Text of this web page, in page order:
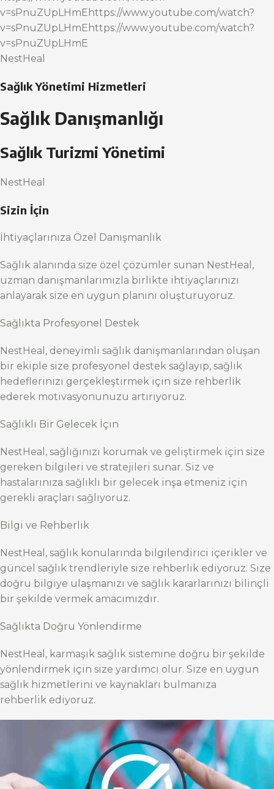
v=sPnuZUpLHmEhttps://www.youtube.com/watch?
v=sPnuZUpLHmEhttps://www.youtube.com/watch?
v=sPnuZUpLHmE
NestHeal
Sağlık Yönetimi Hizmetleri
Sağlık Danışmanlığı
Sağlık Turizmi Yönetimi
NestHeal
Sizin İçin
İhtiyaçlarınıza Özel Danışmanlık
Sağlık alanında size özel çözümler sunan NestHeal,
uzman danışmanlarımızla birlikte ihtiyaçlarınızı
anlayarak size en uygun planını oluşturuyoruz.
Sağlıkta Profesyonel Destek
NestHeal, deneyimli sağlık danışmanlarından oluşan
bir ekiple size profesyonel destek sağlayıp, sağlık
hedeflerinizi gerçekleştirmek için size rehberlik
ederek motivasyonunuzu artırıyoruz.
Sağlıklı Bir Gelecek İçin
NestHeal, sağlığınızı korumak ve geliştirmek için size
gereken bilgileri ve stratejileri sunar. Siz ve
hastalarınıza sağlıklı bir gelecek inşa etmeniz için
gerekli araçları sağlıyoruz.
Bilgi ve Rehberlik
NestHeal, sağlık konularında bilgilendirici içerikler ve
güncel sağlık trendleriyle size rehberlik ediyoruz. Size
doğru bilgiye ulaşmanızı ve sağlık kararlarınızı bilinçli
bir şekilde vermek amacımızdır.
Sağlıkta Doğru Yönlendirme
NestHeal, karmaşık sağlık sistemine doğru bir şekilde
yönlendirmek için size yardımcı olur. Size en uygun
sağlık hizmetlerini ve kaynakları bulmanıza
rehberlik ediyoruz.